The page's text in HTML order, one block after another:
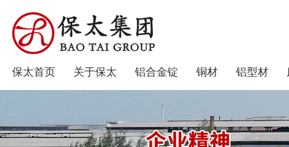
保太首页 关于保太 铝合金锭 铜材 铝型材